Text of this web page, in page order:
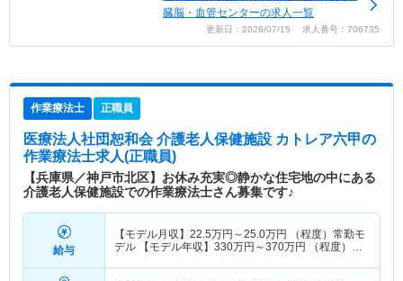
臓脳・血管センターの求人一覧
更新日：2026/07/15 求人番号：706735
作業療法士 正職員
医療法人社団恕和会 介護老人保健施設 カトレア六甲の
作業療法士求人(正職員)
【兵庫県／神戸市北区】お休み充実◎静かな住宅地の中にある
介護老人保健施設での作業療法士さん募集です♪
給与
【モデル月収】 22.5万円～25.0万円 （程度）常勤モ
デル 【モデル年収】 330万円～370万円 （程度）常